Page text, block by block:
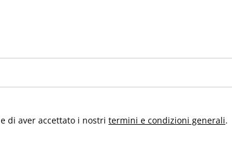
e di aver accettato i nostri termini e condizioni generali.